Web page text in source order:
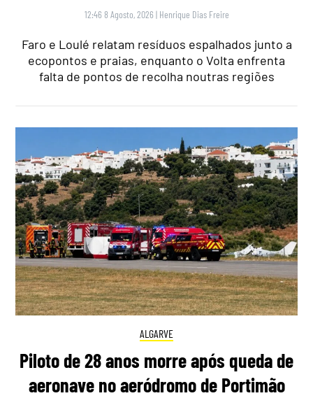
12:46 8 Agosto, 2026 | Henrique Dias Freire
Faro e Loulé relatam resíduos espalhados junto a
ecopontos e praias, enquanto o Volta enfrenta
falta de pontos de recolha noutras regiões
ALGARVE
Piloto de 28 anos morre após queda de
aeronave no aeródromo de Portimão